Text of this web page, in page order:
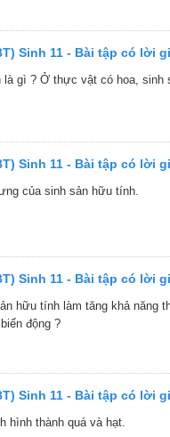
Sinh 11 - Bài tập có lời
gì ? Ở thực vật có hoa, sinh
Sinh 11 - Bài tập có lời
của sinh sản hữu tính.
Sinh 11 - Bài tập có lời
hữu tính làm tăng khả năng
động ?
Sinh 11 - Bài tập có lời
hình thành quá và hạt.